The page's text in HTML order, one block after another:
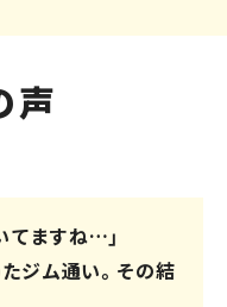
声
てますね…」
ジム通い。その結